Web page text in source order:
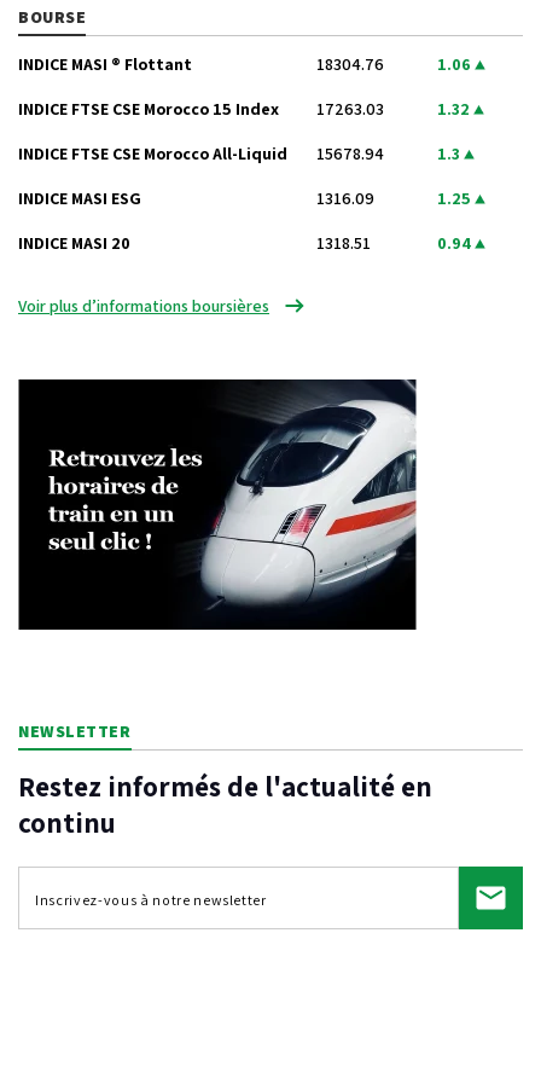
BOURSE
INDICE MASI ® Flottant 18304.76 1.06
INDICE FTSE CSE Morocco 15 Index 17263.03 1.32
INDICE FTSE CSE Morocco All-Liquid 15678.94 1.3
INDICE MASI ESG 1316.09 1.25
INDICE MASI 20 1318.51 0.94
Voir plus d’informations boursières
NEWSLETTER
Restez informés de l'actualité en
continu